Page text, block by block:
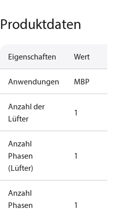
Produktdaten
Eigenschaften Wert
Anwendungen MBP
Anzahl der
Lüfter
1
Anzahl
Phasen
(Lüfter)
1
Anzahl
Phasen
1